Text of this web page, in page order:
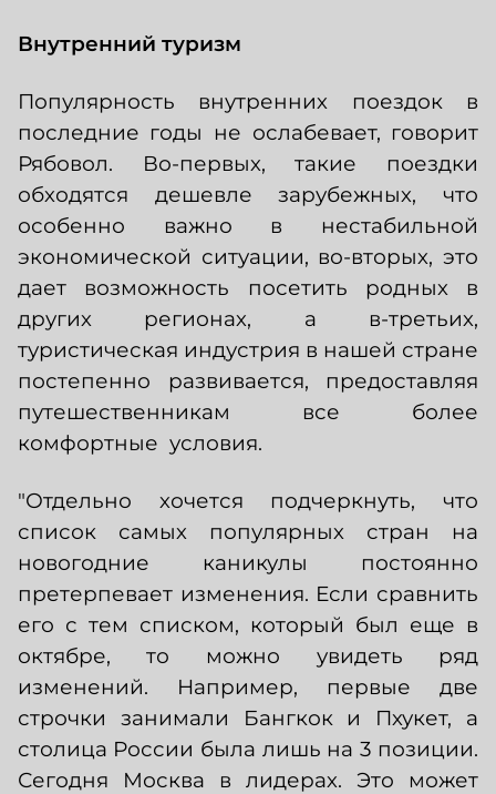
Внутренний туризм
Популярность внутренних поездок в
последние годы не ослабевает, говорит
Рябовол. Во-первых, такие поездки
обходятся дешевле зарубежных, что
особенно важно в нестабильной
экономической ситуации, во-вторых, это
дает возможность посетить родных в
других регионах, а в-третьих,
туристическая индустрия в нашей стране
постепенно развивается, предоставляя
путешественникам все более
комфортные условия.
"Отдельно хочется подчеркнуть, что
список самых популярных стран на
новогодние каникулы постоянно
претерпевает изменения. Если сравнить
его с тем списком, который был еще в
октябре, то можно увидеть ряд
изменений. Например, первые две
строчки занимали Бангкок и Пхукет, а
столица России была лишь на 3 позиции.
Сегодня Москва в лидерах. Это может